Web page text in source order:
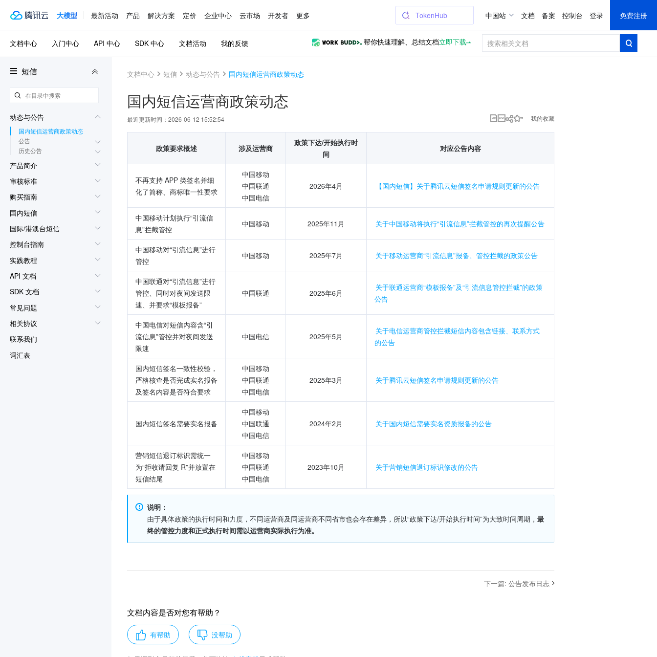
大模型 最新活动 产品 解决方案 定价 企业中心 云市场 开发者 更多 TokenHub 中国站 文档 备案 控制台 登录 免费注册
短信
动态与公告
国内短信运营商政策动态
公告
历史公告
产品简介
审核标准
购买指南
国内短信
国际/港澳台短信
控制台指南
实践教程
API 文档
SDK 文档
常见问题
相关协议
联系我们
词汇表
文档中心 入门中心 API 中心 SDK 中心 文档活动 我的反馈 帮你快速理解、总结文档立即下载
文档中心 短信 动态与公告 国内短信运营商政策动态
国内短信运营商政策动态
最近更新时间： 2026-06-12 15:52:54 我的收藏
政策要求概述 涉及运营商
政策下达/开始执行时
间
对应公告内容
不再支持 APP 类签名并细
化了简称、商标唯一性要求
中国移动
中国联通
中国电信
2026年4月 【国内短信】关于腾讯云短信签名申请规则更新的公告
中国移动计划执行“引流信
息”拦截管控
中国移动 2025年11月 关于中国移动将执行“引流信息”拦截管控的再次提醒公告
中国移动对“引流信息”进行
管控
中国移动 2025年7月 关于移动运营商“引流信息”报备、管控拦截的政策公告
中国联通对“引流信息”进行
管控、同时对夜间发送限
速、并要求“模板报备”
中国联通 2025年6月
关于联通运营商“模板报备”及“引流信息管控拦截”的政策
公告
中国电信对短信内容含“引
流信息”管控并对夜间发送
限速
中国电信 2025年5月
关于电信运营商管控拦截短信内容包含链接、联系方式
的公告
国内短信签名一致性校验，
严格核查是否完成实名报备
及签名内容是否符合要求
中国移动
中国联通
中国电信
2025年3月 关于腾讯云短信签名申请规则更新的公告
国内短信签名需要实名报备
中国移动
中国联通
中国电信
2024年2月 关于国内短信需要实名资质报备的公告
营销短信退订标识需统一
为“拒收请回复 R”并放置在
短信结尾
中国移动
中国联通
中国电信
2023年10月 关于营销短信退订标识修改的公告
说明：
由于具体政策的执行时间和力度，不同运营商及同运营商不同省市也会存在差异，所以“政策下达/开始执行时间”为大致时间周期， 最
终的管控力度和正式执行时间需以运营商实际执行为准。
下一篇: 公告发布日志
文档内容是否对您有帮助？
有帮助 没帮助